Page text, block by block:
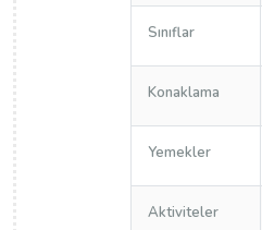
Sınıflar
Konaklama
Yemekler
Aktiviteler